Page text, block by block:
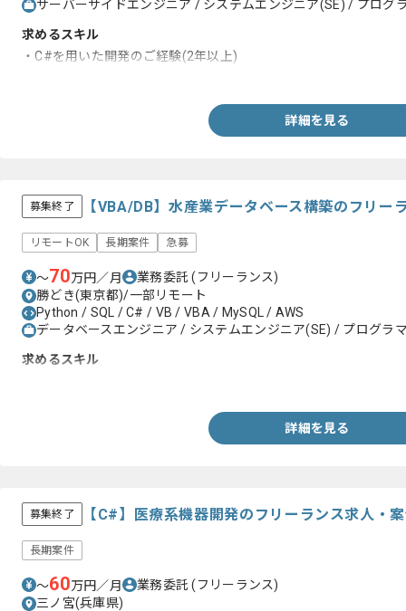
サーバーサイドエンジニア / システムエンジニア(SE) / プログ
求めるスキル
・C#を用いた開発のご経験(2年以上)
詳細を見る
募集終了 【VBA/DB】水産業データベース構築のフリー
リモートOK 長期案件 急募
〜70万円／月 業務委託(フリーランス)
勝どき(東京都)/一部リモート
Python / SQL / C# / VB / VBA / MySQL / AWS
データベースエンジニア / システムエンジニア(SE) / プログラ
求めるスキル
詳細を見る
募集終了 【C#】医療系機器開発のフリーランス求人・
長期案件
〜60万円／月 業務委託(フリーランス)
三ノ宮(兵庫県)